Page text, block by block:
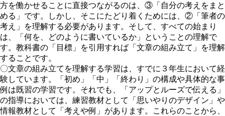
方を働かせることに直接つながるのは、③「自分の考えをまと
める」です。しかし、そこにたどり着くためには、②「筆者の
考え」を理解する必要があります。そして、すべての始まり
は、「何を、どのように書いているか」ということの理解で
す。教科書の「目標」を引用すれば「文章の組み立て」を理解
することです。
〇文章の組み立てを理解する学習は、すでに３年生において経
験しています。「初め」「中」「終わり」の構成や具体的な事
例は既習の学習です。それでも、「アップとルーズで伝える」
の指導においては、練習教材として「思いやりのデザイン」や
情報教材として「考えや例」があります。これらのことから、